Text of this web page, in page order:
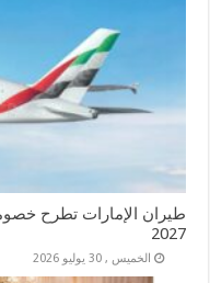
طيران الإمارات تطرح
2027
الخميس , 30 يوليو 2026